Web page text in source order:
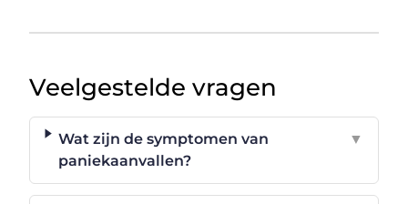
Veelgestelde vragen
Wat zijn de symptomen van
paniekaanvallen?
▼